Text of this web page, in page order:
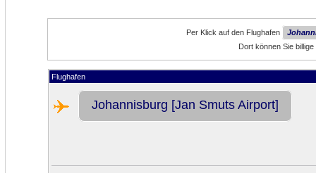
Per Klick auf den Flughafen
Dort können Sie
Flughafen
Johannisburg [Jan Smuts Airport]